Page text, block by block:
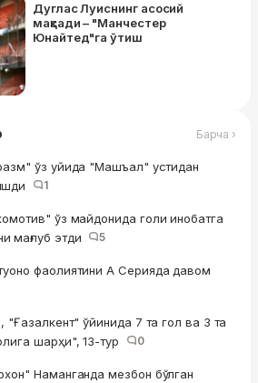
Дуглас Луиснинг асосий
мақсади – "Манчестер
Юнайтед"га ўтиш
Барча ›
ўз уйида "Машъал" устидан
1
ўз майдонида голи инобатга
мағлуб этди
5
фаолиятини А Серияда давом
"Ғазалкент" ўйинида 7 та гол ва 3 та
шарҳи", 13-тур
0
Наманганда мезбон бўлган